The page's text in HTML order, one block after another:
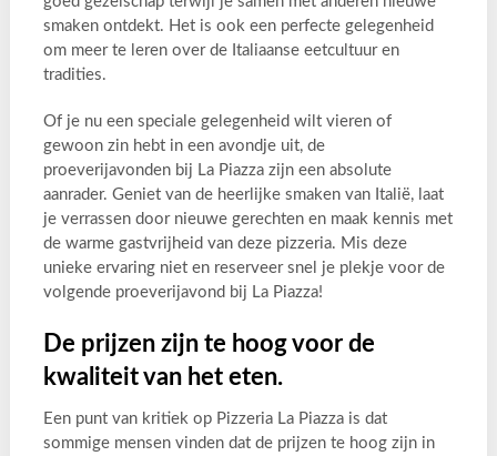
smaken ontdekt. Het is ook een perfecte gelegenheid
om meer te leren over de Italiaanse eetcultuur en
tradities.
Of je nu een speciale gelegenheid wilt vieren of
gewoon zin hebt in een avondje uit, de
proeverijavonden bij La Piazza zijn een absolute
aanrader. Geniet van de heerlijke smaken van Italië, laat
je verrassen door nieuwe gerechten en maak kennis met
de warme gastvrijheid van deze pizzeria. Mis deze
unieke ervaring niet en reserveer snel je plekje voor de
volgende proeverijavond bij La Piazza!
De prijzen zijn te hoog voor de
kwaliteit van het eten.
Een punt van kritiek op Pizzeria La Piazza is dat
sommige mensen vinden dat de prijzen te hoog zijn in